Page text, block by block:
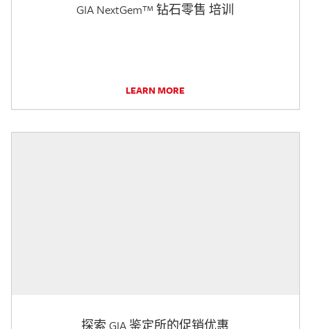
GIA NextGem™ 钻石零售 培训
LEARN MORE
探索 GIA 鉴定所的促销优惠